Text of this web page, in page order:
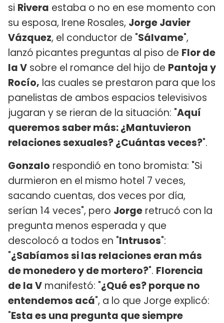
si Rivera estaba o no en ese momento con
su esposa, Irene Rosales, Jorge Javier
Vázquez, el conductor de "Sálvame",
lanzó picantes preguntas al piso de Flor de
la V sobre el romance del hijo de Pantoja y
Rocío, las cuales se prestaron para que los
panelistas de ambos espacios televisivos
jugaran y se rieran de la situación: "Aquí
queremos saber más: ¿Mantuvieron
relaciones sexuales? ¿Cuántas veces?".
Gonzalo respondió en tono bromista: "Si
durmieron en el mismo hotel 7 veces,
sacando cuentas, dos veces por día,
serían 14 veces", pero Jorge retrucó con la
pregunta menos esperada y que
descolocó a todos en "Intrusos":
"¿Sabíamos si las relaciones eran más
de monedero y de mortero?". Florencia
de la V manifestó: "¿Qué es? porque no
entendemos acá", a lo que Jorge explicó:
"Esta es una pregunta que siempre